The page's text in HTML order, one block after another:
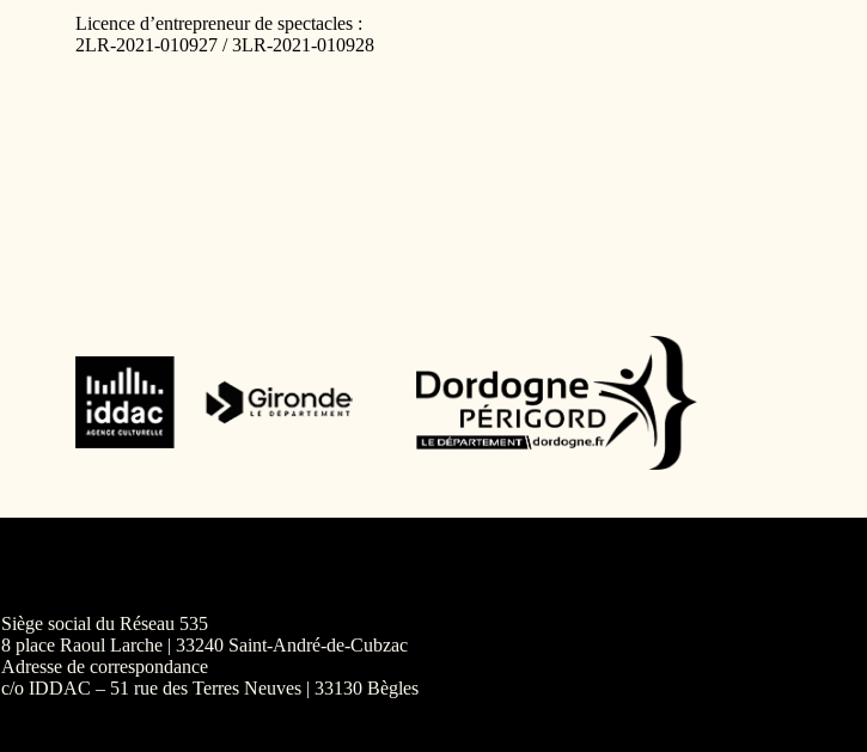
Licence d’entrepreneur de spectacles :
2LR-2021-010927 / 3LR-2021-010928
Siège social du Réseau 535
8 place Raoul Larche | 33240 Saint-André-de-Cubzac
Adresse de correspondance
c/o IDDAC – 51 rue des Terres Neuves | 33130 Bègles